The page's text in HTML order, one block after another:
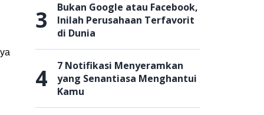
3
Bukan Google atau Facebook,
Inilah Perusahaan Terfavorit
di Dunia
4
7 Notifikasi Menyeramkan
yang Senantiasa Menghantui
Kamu